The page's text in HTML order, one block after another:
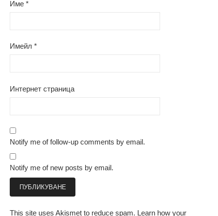
Име *
Имейл *
Интернет страница
Notify me of follow-up comments by email.
Notify me of new posts by email.
This site uses Akismet to reduce spam. Learn how your